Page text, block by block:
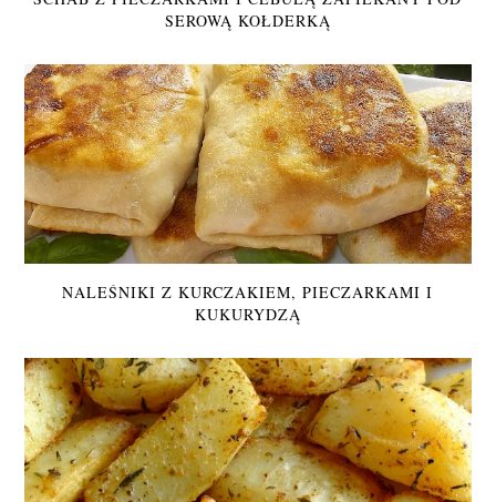
SEROWĄ KOŁDERKĄ
NALEŚNIKI Z KURCZAKIEM, PIECZARKAMI I
KUKURYDZĄ